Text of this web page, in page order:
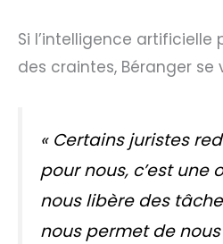
Si l’intelligence
des craintes, Béranger se
« Certains juristes
pour nous, c’est une
nous libère des
nous permet de